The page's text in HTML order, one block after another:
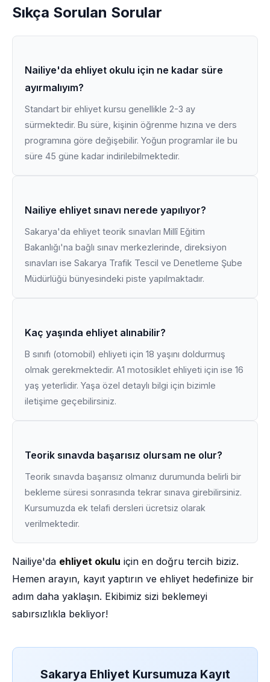
Sıkça Sorulan Sorular
Nailiye'da ehliyet okulu için ne kadar süre
ayırmalıyım?
Standart bir ehliyet kursu genellikle 2-3 ay
sürmektedir. Bu süre, kişinin öğrenme hızına ve ders
programına göre değişebilir. Yoğun programlar ile bu
süre 45 güne kadar indirilebilmektedir.
Nailiye ehliyet sınavı nerede yapılıyor?
Sakarya'da ehliyet teorik sınavları Millî Eğitim
Bakanlığı'na bağlı sınav merkezlerinde, direksiyon
sınavları ise Sakarya Trafik Tescil ve Denetleme Şube
Müdürlüğü bünyesindeki piste yapılmaktadır.
Kaç yaşında ehliyet alınabilir?
B sınıfı (otomobil) ehliyeti için 18 yaşını doldurmuş
olmak gerekmektedir. A1 motosiklet ehliyeti için ise 16
yaş yeterlidir. Yaşa özel detaylı bilgi için bizimle
iletişime geçebilirsiniz.
Teorik sınavda başarısız olursam ne olur?
Teorik sınavda başarısız olmanız durumunda belirli bir
bekleme süresi sonrasında tekrar sınava girebilirsiniz.
Kursumuzda ek telafi dersleri ücretsiz olarak
verilmektedir.
Nailiye'da ehliyet okulu için en doğru tercih biziz.
Hemen arayın, kayıt yaptırın ve ehliyet hedefinize bir
adım daha yaklaşın. Ekibimiz sizi beklemeyi
sabırsızlıkla bekliyor!
Sakarya Ehliyet Kursumuza Kayıt